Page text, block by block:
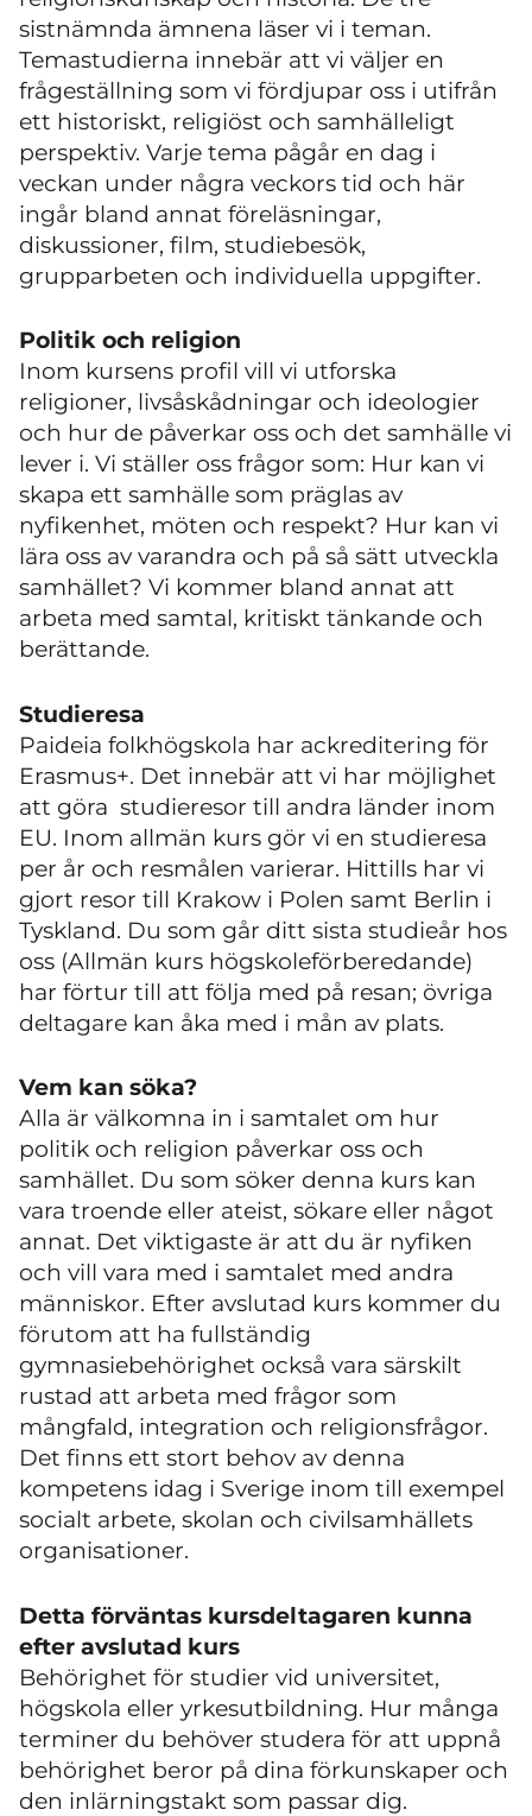
sistnämnda ämnena läser vi i teman.
Temastudierna innebär att vi väljer en
frågeställning som vi fördjupar oss i utifrån
ett historiskt, religiöst och samhälleligt
perspektiv. Varje tema pågår en dag i
veckan under några veckors tid och här
ingår bland annat föreläsningar,
diskussioner, film, studiebesök,
grupparbeten och individuella uppgifter.
Politik och religion
Inom kursens profil vill vi utforska
religioner, livsåskådningar och ideologier
och hur de påverkar oss och det samhälle vi
lever i. Vi ställer oss frågor som: Hur kan vi
skapa ett samhälle som präglas av
nyfikenhet, möten och respekt? Hur kan vi
lära oss av varandra och på så sätt utveckla
samhället? Vi kommer bland annat att
arbeta med samtal, kritiskt tänkande och
berättande.
Studieresa
Paideia folkhögskola har ackreditering för
Erasmus+. Det innebär att vi har möjlighet
att göra studieresor till andra länder inom
EU. Inom allmän kurs gör vi en studieresa
per år och resmålen varierar. Hittills har vi
gjort resor till Krakow i Polen samt Berlin i
Tyskland. Du som går ditt sista studieår hos
oss (Allmän kurs högskoleförberedande)
har förtur till att följa med på resan; övriga
deltagare kan åka med i mån av plats.
Vem kan söka?
Alla är välkomna in i samtalet om hur
politik och religion påverkar oss och
samhället. Du som söker denna kurs kan
vara troende eller ateist, sökare eller något
annat. Det viktigaste är att du är nyfiken
och vill vara med i samtalet med andra
människor. Efter avslutad kurs kommer du
förutom att ha fullständig
gymnasiebehörighet också vara särskilt
rustad att arbeta med frågor som
mångfald, integration och religionsfrågor.
Det finns ett stort behov av denna
kompetens idag i Sverige inom till exempel
socialt arbete, skolan och civilsamhällets
organisationer.
Detta förväntas kursdeltagaren kunna
efter avslutad kurs
Behörighet för studier vid universitet,
högskola eller yrkesutbildning. Hur många
terminer du behöver studera för att uppnå
behörighet beror på dina förkunskaper och
den inlärningstakt som passar dig.